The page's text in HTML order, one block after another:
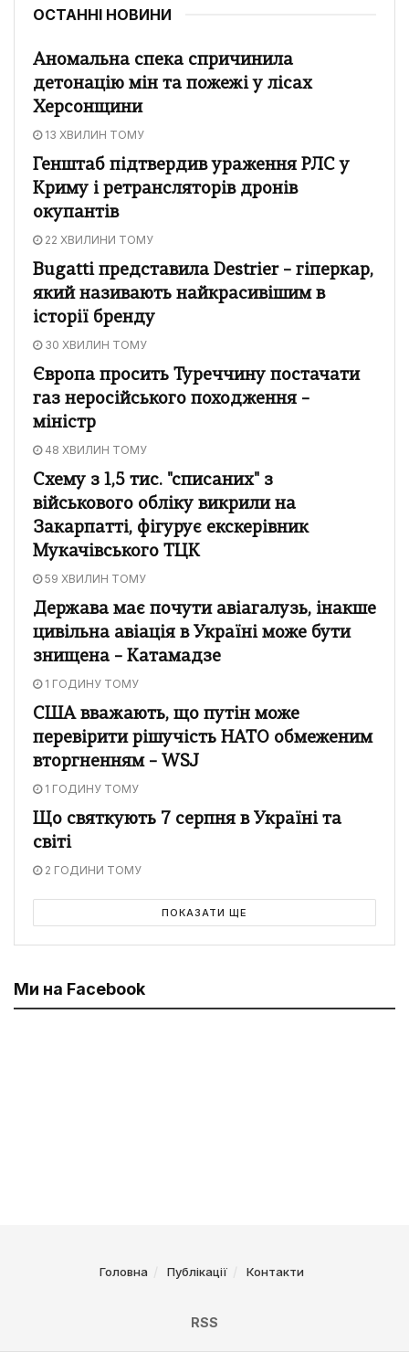
ОСТАННІ НОВИНИ
Аномальна спека спричинила
детонацію мін та пожежі у лісах
Херсонщини
13 ХВИЛИН ТОМУ
Генштаб підтвердив ураження РЛС у
Криму і ретрансляторів дронів
окупантів
22 ХВИЛИНИ ТОМУ
Bugatti представила Destrier – гіперкар,
який називають найкрасивішим в
історії бренду
30 ХВИЛИН ТОМУ
Європа просить Туреччину постачати
газ неросійського походження –
міністр
48 ХВИЛИН ТОМУ
Схему з 1,5 тис. "списаних" з
військового обліку викрили на
Закарпатті, фігурує екскерівник
Мукачівського ТЦК
59 ХВИЛИН ТОМУ
Держава має почути авіагалузь, інакше
цивільна авіація в Україні може бути
знищена – Катамадзе
1 ГОДИНУ ТОМУ
США вважають, що путін може
перевірити рішучість НАТО обмеженим
вторгненням – WSJ
1 ГОДИНУ ТОМУ
Що святкують 7 серпня в Україні та
світі
2 ГОДИНИ ТОМУ
ПОКАЗАТИ ЩЕ
Ми на Facebook
Головна Публікації Контакти
RSS